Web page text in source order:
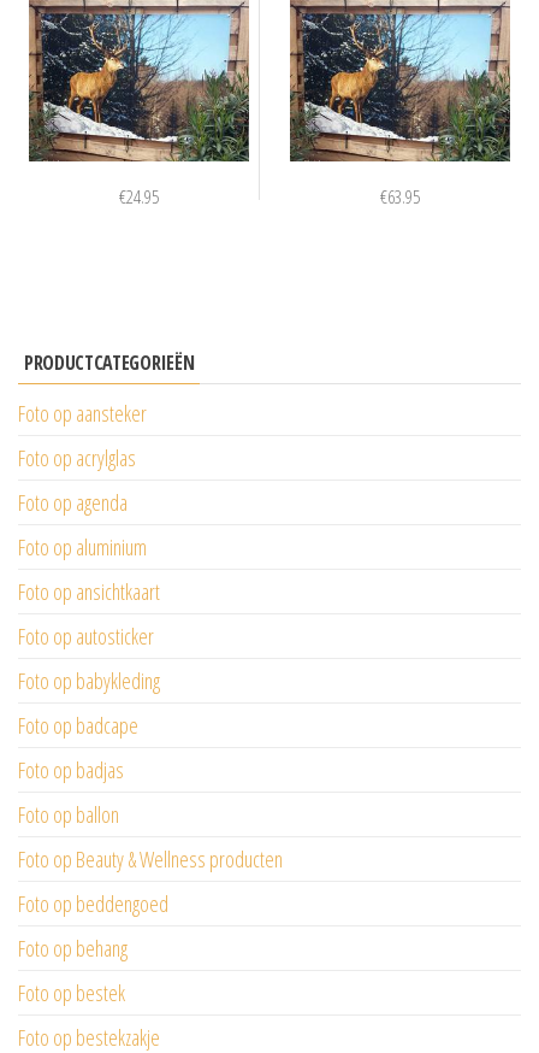
€24.95 €63.95
PRODUCTCATEGORIEËN
Foto op aansteker
Foto op acrylglas
Foto op agenda
Foto op aluminium
Foto op ansichtkaart
Foto op autosticker
Foto op babykleding
Foto op badcape
Foto op badjas
Foto op ballon
Foto op Beauty & Wellness producten
Foto op beddengoed
Foto op behang
Foto op bestek
Foto op bestekzakje